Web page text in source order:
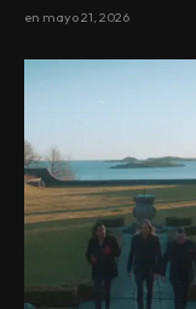
en mayo 21, 2026